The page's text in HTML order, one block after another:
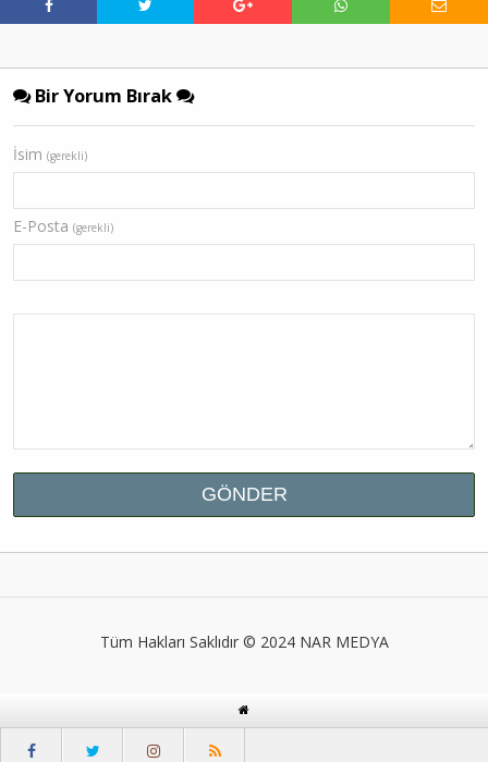
Bir Yorum Bırak
İsim (gerekli)
E-Posta (gerekli)
Tüm Hakları Saklıdır © 2024 NAR MEDYA